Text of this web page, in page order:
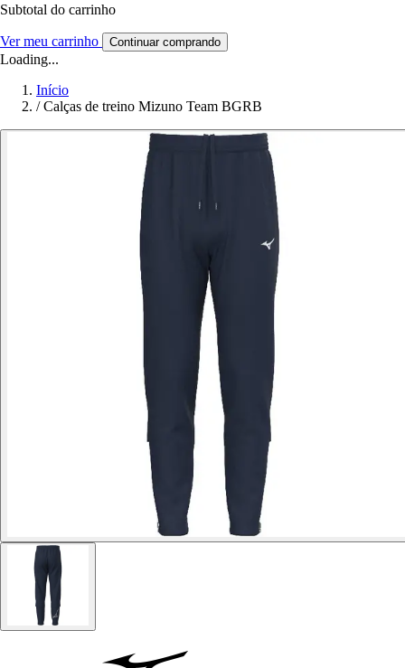
Subtotal do carrinho
Ver meu carrinho Continuar comprando
Loading...
Início
/ Calças de treino Mizuno Team BGRB